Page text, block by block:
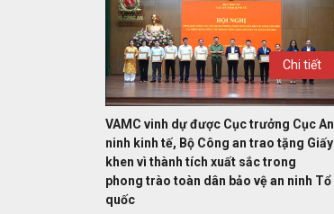
Chi tiết
VAMC vinh dự được Cục trưởng Cục An
ninh kinh tế, Bộ Công an trao tặng Giấy
khen vì thành tích xuất sắc trong
phong trào toàn dân bảo vệ an ninh Tổ
quốc